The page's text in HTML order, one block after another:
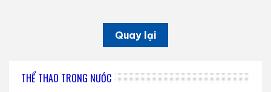
Quay lại
THỂ THAO TRONG NƯỚC